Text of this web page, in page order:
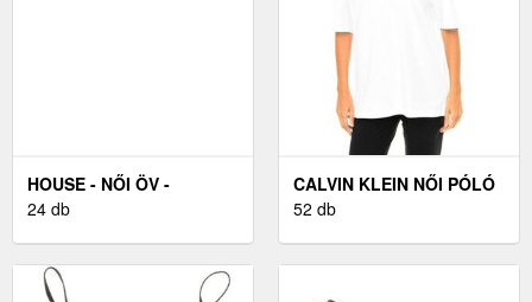
HOUSE - NŐI ÖV -
FEKETE
24 db
CALVIN KLEIN NŐI PÓLÓ
- XS
52 db